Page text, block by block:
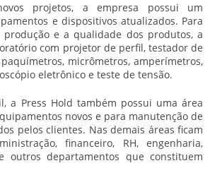
projetos, a empresa possui um
e dispositivos atualizados. Para
e a qualidade dos produtos, a
com projetor de perfil, testador de
micrômetros, amperímetros,
eletrônico e teste de tensão.
a Press Hold também possui uma área
novos e para manutenção de
pelos clientes. Nas demais áreas ficam
financeiro, RH, engenharia,
outros departamentos que constituem